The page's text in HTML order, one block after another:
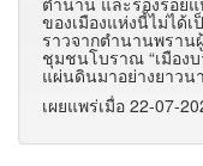
ของเมืองแห่งนี้ไม่ได้
ราวจากตำนานพราน
ชุมชนโบราณ “เมือง
แผ่นดินมาอย่างยาวน
เผยแพร่เมื่อ 22-07-